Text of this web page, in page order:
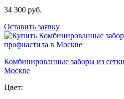
34 300 руб.
Оставить заявку
Комбинированные заборы из
Москве
Цвет: